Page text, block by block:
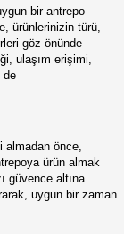
bir antrepo
ürünlerinizin türü,
göz önünde
ulaşım erişimi,
de
almadan önce,
ürün almak
güvence altına
uygun bir zaman